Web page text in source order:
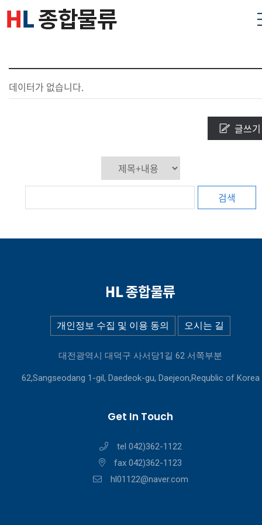
데이터가 없습니다.
글쓰기
검색
개인정보 수집 및 이용 동의 오시는 길
대전광역시 대덕구 사서당1길 62 서쪽부분
62,Sangseodang 1-gil, Daedeok-gu, Daejeon,Requblic of Korea
Get In Touch
tel 042)362-1122
fax 042)362-1123
hl01122@naver.com